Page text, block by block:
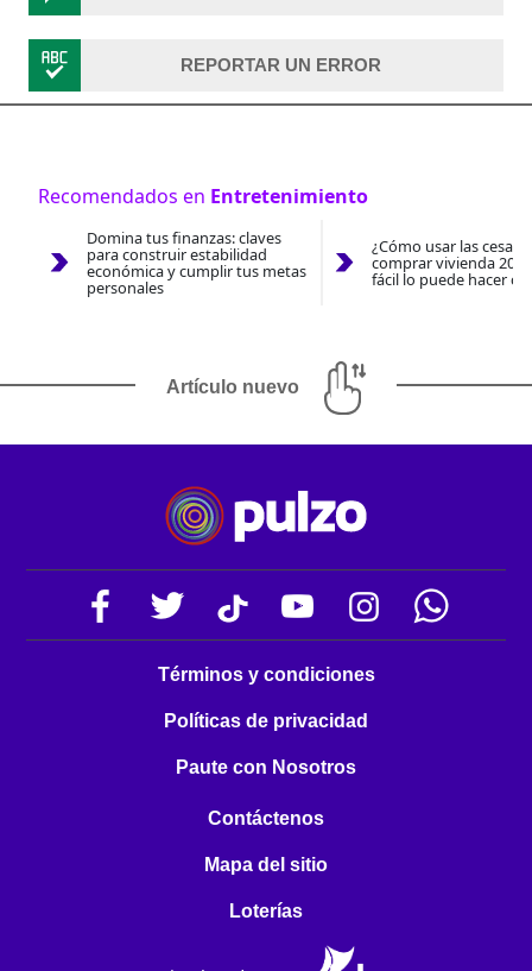
REPORTAR UN ERROR
Recomendados en Entretenimiento
Domina tus finanzas: claves
para construir estabilidad
económica y cumplir tus metas
personales
¿Cómo usar las
comprar vivienda
fácil lo puede hacer
Artículo nuevo
Términos y condiciones
Políticas de privacidad
Paute con Nosotros
Contáctenos
Mapa del sitio
Loterías